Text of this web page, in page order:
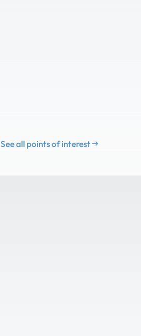
See all points of interest